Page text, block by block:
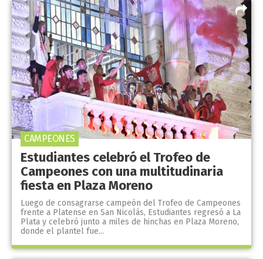
Estudiantes celebró el Trofeo de
Campeones con una multitudinaria
fiesta en Plaza Moreno
Luego de consagrarse campeón del Trofeo de Campeones
frente a Platense en San Nicolás, Estudiantes regresó a La
Plata y celebró junto a miles de hinchas en Plaza Moreno,
donde el plantel fue...
CAMPEONES